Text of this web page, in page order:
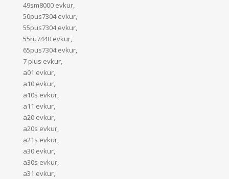
49sm8000 evkur,
50pus7304 evkur,
55pus7304 evkur,
55ru7440 evkur,
65pus7304 evkur,
7 plus evkur,
a01 evkur,
a10 evkur,
a10s evkur,
a11 evkur,
a20 evkur,
a20s evkur,
a21s evkur,
a30 evkur,
a30s evkur,
a31 evkur,